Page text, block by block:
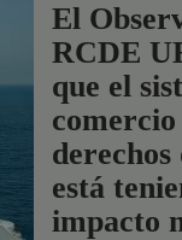
El
RCDE
que el
comercio
derechos
está
impacto